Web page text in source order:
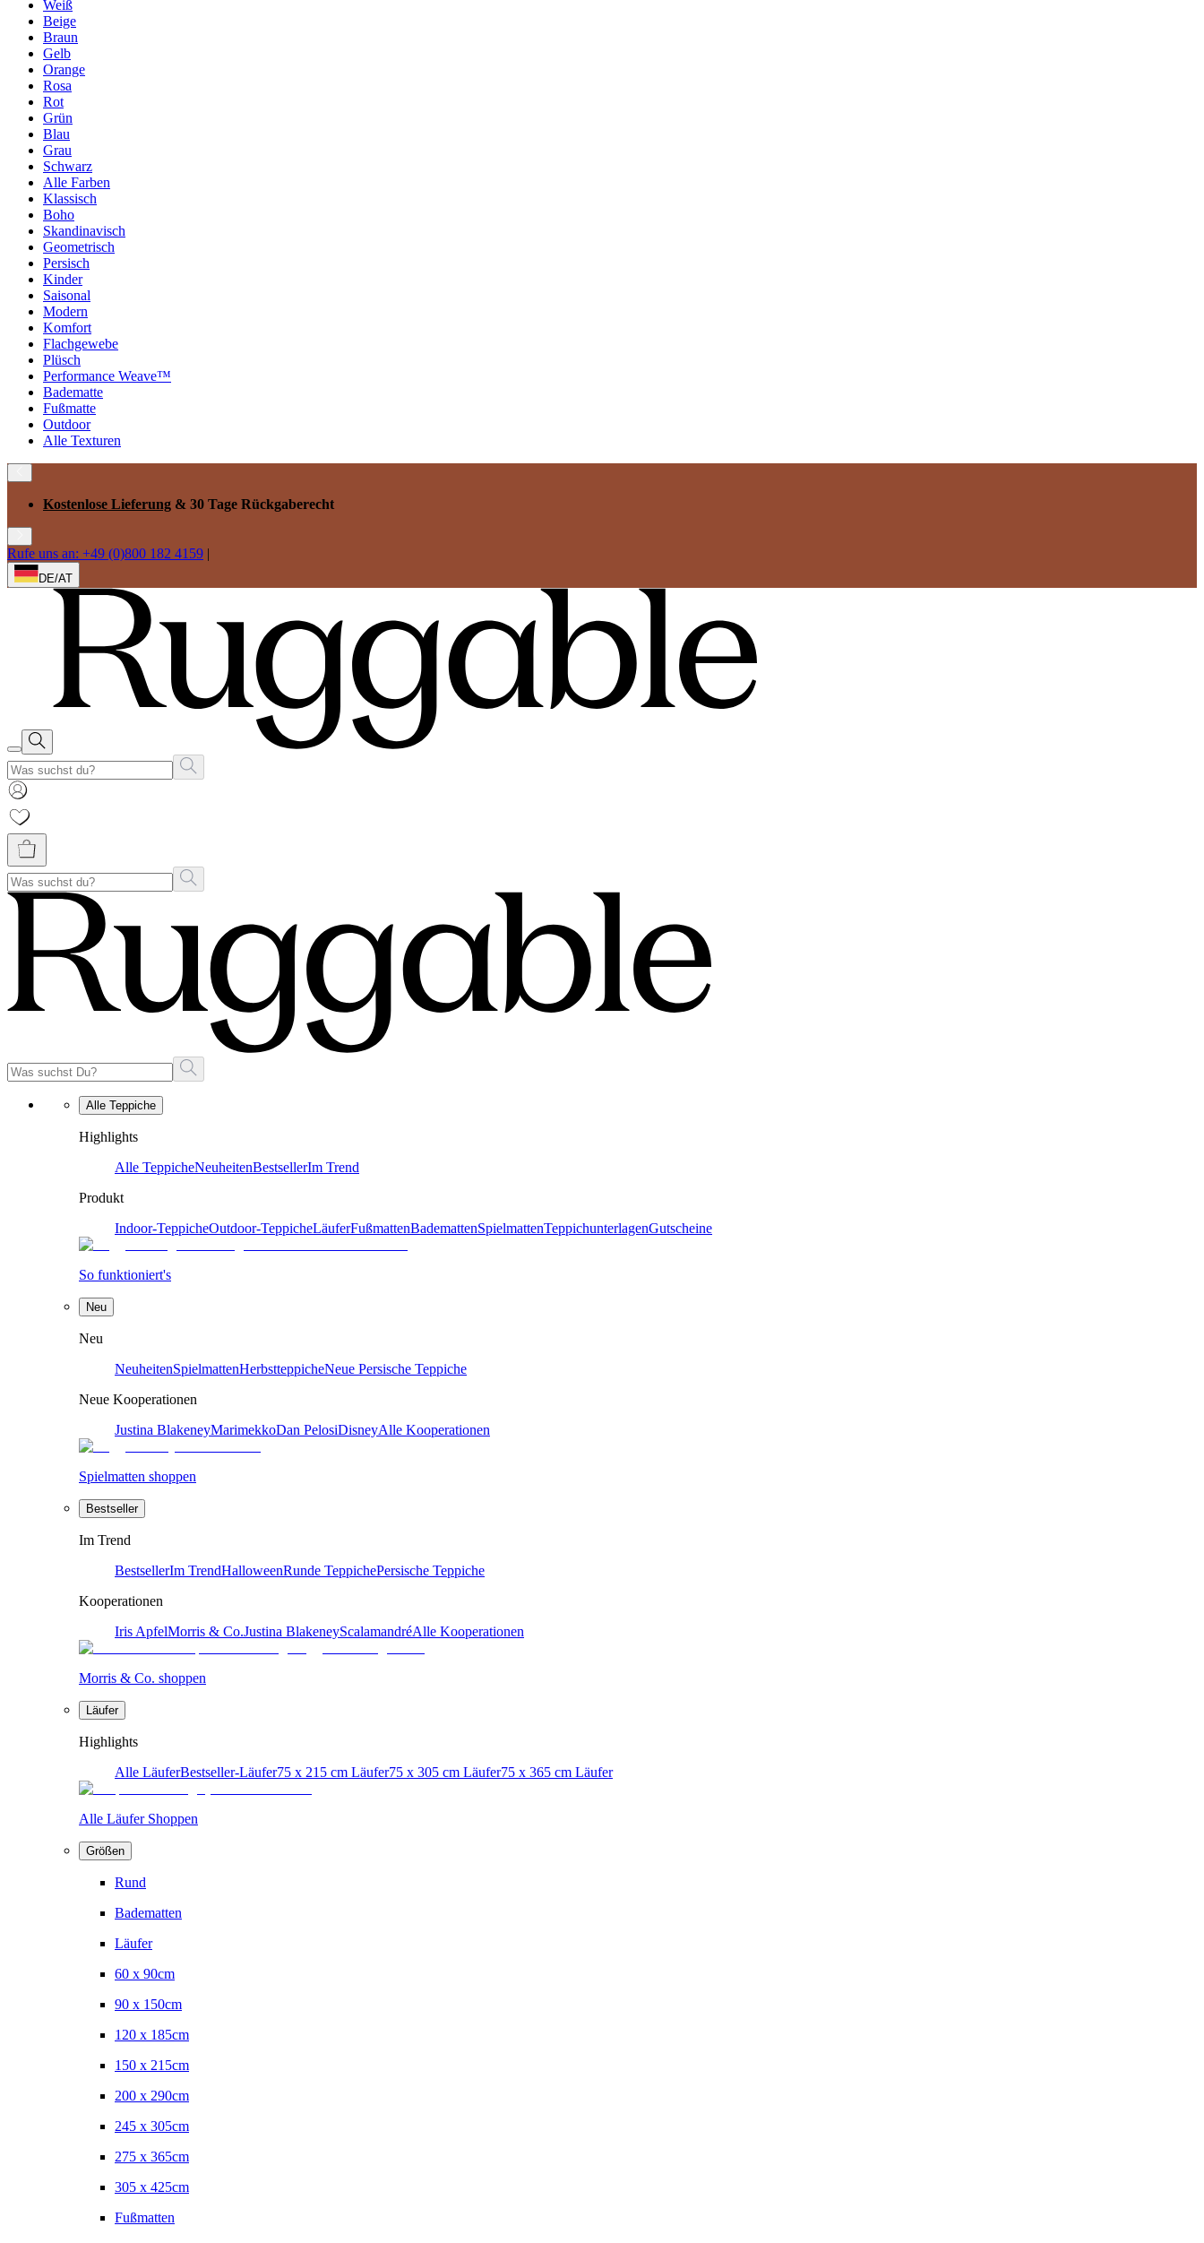
Weiß
Beige
Braun
Gelb
Orange
Rosa
Rot
Grün
Blau
Grau
Schwarz
Alle Farben
Klassisch
Boho
Skandinavisch
Geometrisch
Persisch
Kinder
Saisonal
Modern
Komfort
Flachgewebe
Plüsch
Performance Weave™
Badematte
Fußmatte
Outdoor
Alle Texturen
Kostenlose Lieferung & 30 Tage Rückgaberecht
Rufe uns an: +49 (0)800 182 4159 |
DE/AT
Alle Teppiche
Highlights
Alle TeppicheNeuheitenBestsellerIm Trend
Produkt
Indoor-TeppicheOutdoor-TeppicheLäuferFußmattenBademattenSpielmattenTeppichunterlagenGutscheine
So funktioniert's
Neu
Neu
NeuheitenSpielmattenHerbstteppicheNeue Persische Teppiche
Neue Kooperationen
Justina BlakeneyMarimekkoDan PelosiDisneyAlle Kooperationen
Spielmatten shoppen
Bestseller
Im Trend
BestsellerIm TrendHalloweenRunde TeppichePersische Teppiche
Kooperationen
Iris ApfelMorris & Co.Justina BlakeneyScalamandréAlle Kooperationen
Morris & Co. shoppen
Läufer
Highlights
Alle LäuferBestseller-Läufer75 x 215 cm Läufer75 x 305 cm Läufer75 x 365 cm Läufer
Alle Läufer Shoppen
Größen
Rund
Badematten
Läufer
60 x 90cm
90 x 150cm
120 x 185cm
150 x 215cm
200 x 290cm
245 x 305cm
275 x 365cm
305 x 425cm
Fußmatten